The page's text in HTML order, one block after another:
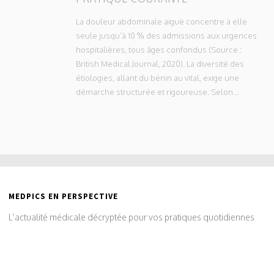
La douleur abdominale aiguë concentre à elle
seule jusqu’à 10 % des admissions aux urgences
hospitalières, tous âges confondus (Source :
British Medical Journal, 2020). La diversité des
étiologies, allant du bénin au vital, exige une
démarche structurée et rigoureuse. Selon...
MEDPICS EN PERSPECTIVE
L’actualité médicale décryptée pour vos pratiques quotidiennes